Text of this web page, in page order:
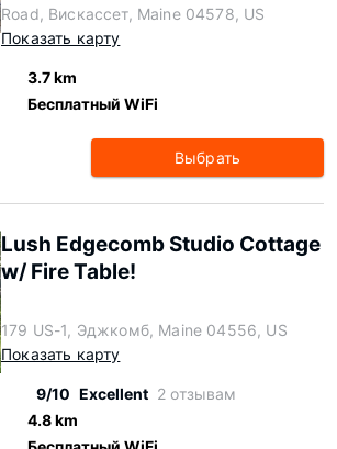
Road, Вискассет, Maine 04578, US
Показать карту
3.7 km
Бесплатный WiFi
Выбрать
Lush Edgecomb Studio Cottage
w/ Fire Table!
179 US-1, Эджкомб, Maine 04556, US
Показать карту
9/10 Excellent 2 отзывам
4.8 km